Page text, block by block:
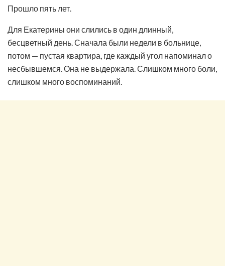
Прошло пять лет.
Для Екатерины они слились в один длинный,
бесцветный день. Сначала были недели в больнице,
потом — пустая квартира, где каждый угол напоминал о
несбывшемся. Она не выдержала. Слишком много боли,
слишком много воспоминаний.